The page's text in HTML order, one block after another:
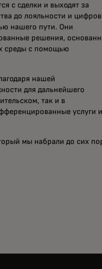
с сделки и выходят за
до лояльности и
нашего пути. Они
решения,
среды с помощью
нашей
для дальнейшего
так и в
услуги и
мы набрали до сих